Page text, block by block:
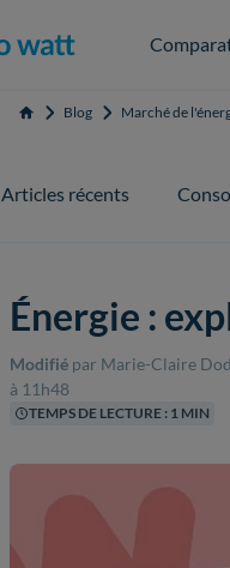
Accueil Blog Marché de
Articles récents
Énergie :
Modifié par Marie-Claire
à 11h48
TEMPS DE LECTURE : 1 MIN